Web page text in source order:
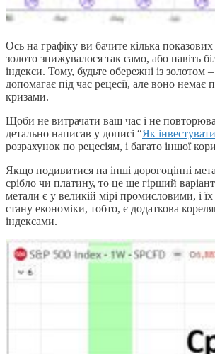
Ось на графіку ви бачите кілька
золото знижувалося так само, або навіть
індекси. Тому, будьте обережні із золотом
допомагає під час рецесії, але воно немає
кризами.
Щоби не витрачати ваш час і не
детально написав у дописі “Як
розрахунок по рецесіям, і багато іншої
Якщо подивитися на інші дорогоцінні
срібло чи платину, то це ще гірший
метали є у великій мірі промисловими, і їх
стану економіки, тобто, є додаткова
індексами.